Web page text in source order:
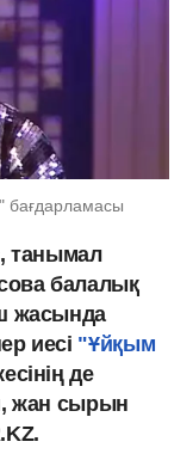
бағдарламасы
танымал
балалық
жасында
иесі "Ұйқым
де
жан сырын